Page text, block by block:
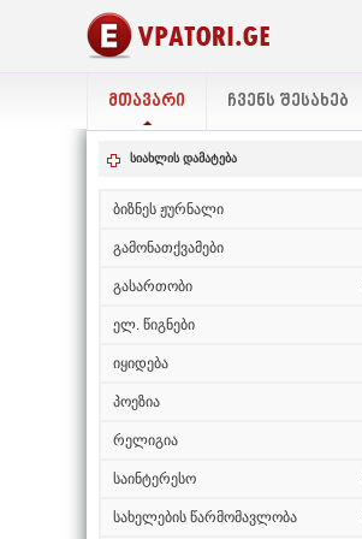
ᲛᲗᲐᲕᲐᲠᲘ ᲩᲕᲔᲜᲡ ᲨᲔᲡᲐᲮᲔᲑ
სიახლის დამატება
ბიზნეს ჟურნალი
გამონათქვამები
გასართობი
ელ. წიგნები
იყიდება
პოეზია
რელიგია
საინტერესო
სახელების წარმომავლობა